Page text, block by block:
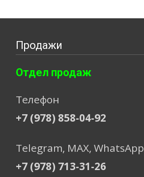
Продажи
Отдел продаж
Телефон
+7 (978) 858-04-92
Telegram, МАХ, WhatsApp
+7 (978) 713-31-26